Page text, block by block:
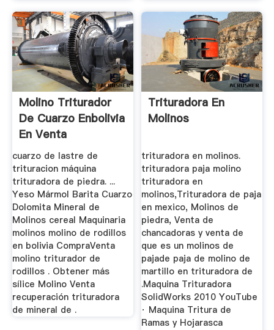
Molino Triturador
De Cuarzo Enbolivia
En Venta
cuarzo de lastre de
trituracion máquina
trituradora de piedra. ...
Yeso Mármol Barita Cuarzo
Dolomita Mineral de
Molinos cereal Maquinaria
molinos molino de rodillos
en bolivia CompraVenta
molino triturador de
rodillos . Obtener más
sílice Molino Venta
recuperación trituradora
de mineral de .
Trituradora En
Molinos
trituradora en molinos.
trituradora paja molino
trituradora en
molinos,Trituradora de paja
en mexico, Molinos de
piedra, Venta de
chancadoras y venta de
que es un molinos de
pajade paja de molino de
martillo en trituradora de
.Maquina Trituradora
SolidWorks 2010 YouTube
· Maquina Tritura de
Ramas y Hojarasca